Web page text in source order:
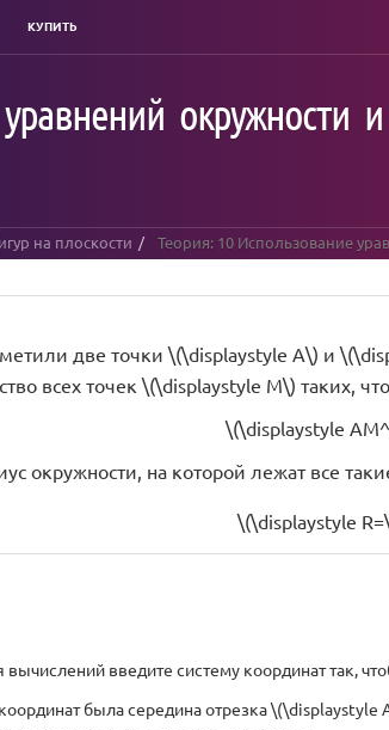
КУПИТЬ
на плоскости Теория: 10 Использование
две точки \(\displaystyle A\) и
всех точек \(\displaystyle M\) таких, что
\(\displaystyle
окружности, на которой лежат все
\(\displaystyle
введите систему координат так,
была середина отрезка \(\displaystyle